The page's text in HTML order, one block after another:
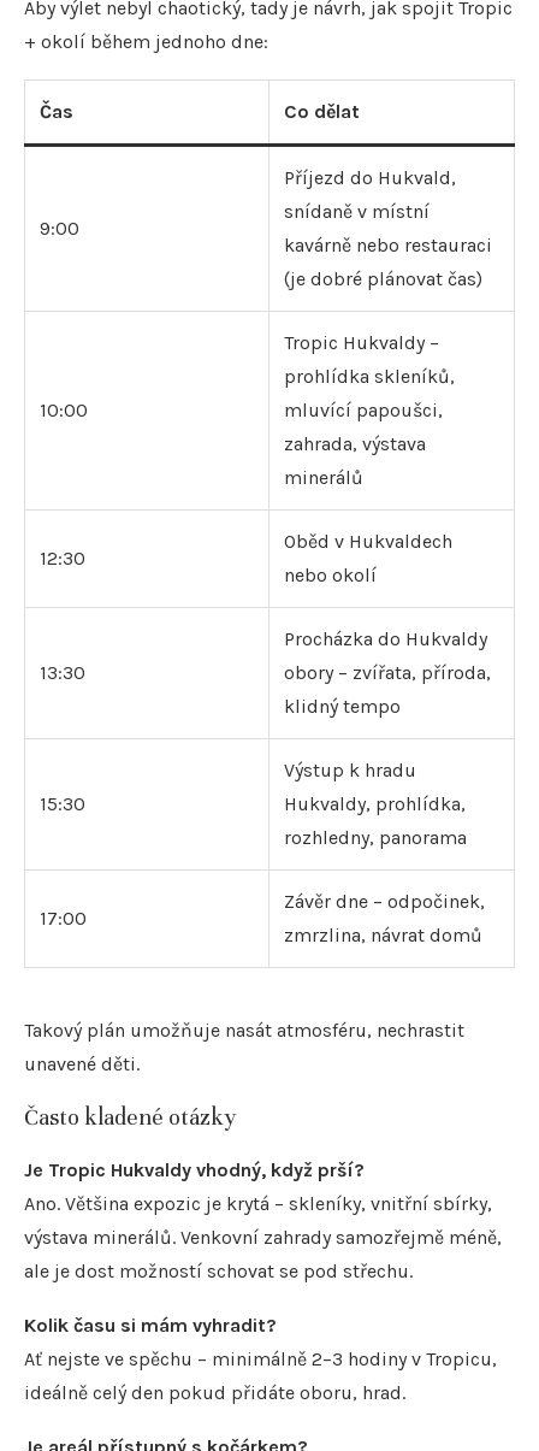
Aby výlet nebyl chaotický, tady je návrh, jak spojit Tropic
+ okolí během jednoho dne:
Čas Co dělat
9:00
Příjezd do Hukvald,
snídaně v místní
kavárně nebo restauraci
(je dobré plánovat čas)
10:00
Tropic Hukvaldy –
prohlídka skleníků,
mluvící papoušci,
zahrada, výstava
minerálů
12:30
Oběd v Hukvaldech
nebo okolí
13:30
Procházka do Hukvaldy
obory – zvířata, příroda,
klidný tempo
15:30
Výstup k hradu
Hukvaldy, prohlídka,
rozhledny, panorama
17:00
Závěr dne – odpočinek,
zmrzlina, návrat domů
Takový plán umožňuje nasát atmosféru, nechrastit
unavené děti.
Často kladené otázky
Je Tropic Hukvaldy vhodný, když prší?
Ano. Většina expozic je krytá – skleníky, vnitřní sbírky,
výstava minerálů. Venkovní zahrady samozřejmě méně,
ale je dost možností schovat se pod střechu.
Kolik času si mám vyhradit?
Ať nejste ve spěchu – minimálně 2–3 hodiny v Tropicu,
ideálně celý den pokud přidáte oboru, hrad.
Je areál přístupný s kočárkem?